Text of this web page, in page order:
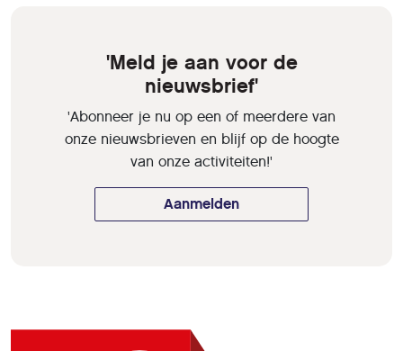
'Meld je aan voor de
nieuwsbrief'
'Abonneer je nu op een of meerdere van
onze nieuwsbrieven en blijf op de hoogte
van onze activiteiten!'
Aanmelden